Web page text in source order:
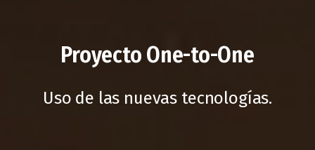
Proyecto One-to-One
Uso de las nuevas tecnologías.